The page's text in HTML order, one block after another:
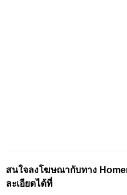
สนใจลงโฆษณากับทาง
ละเอียดได้ที่